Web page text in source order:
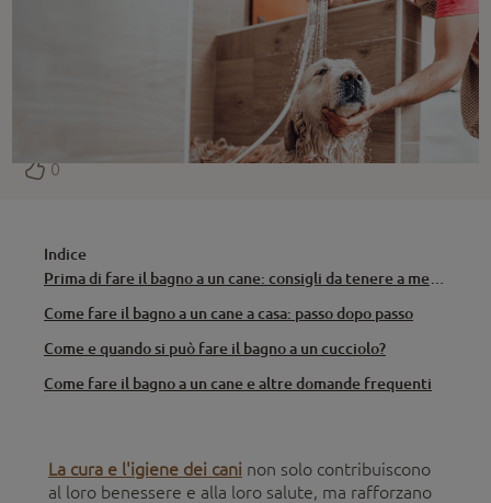
0
Indice
Come fare il bagno a un cane a casa: passo dopo passo
Come e quando si può fare il bagno a un cucciolo?
Come fare il bagno a un cane e altre domande frequenti
La cura e l'igiene dei cani non solo contribuiscono
al loro benessere e alla loro salute, ma rafforzano